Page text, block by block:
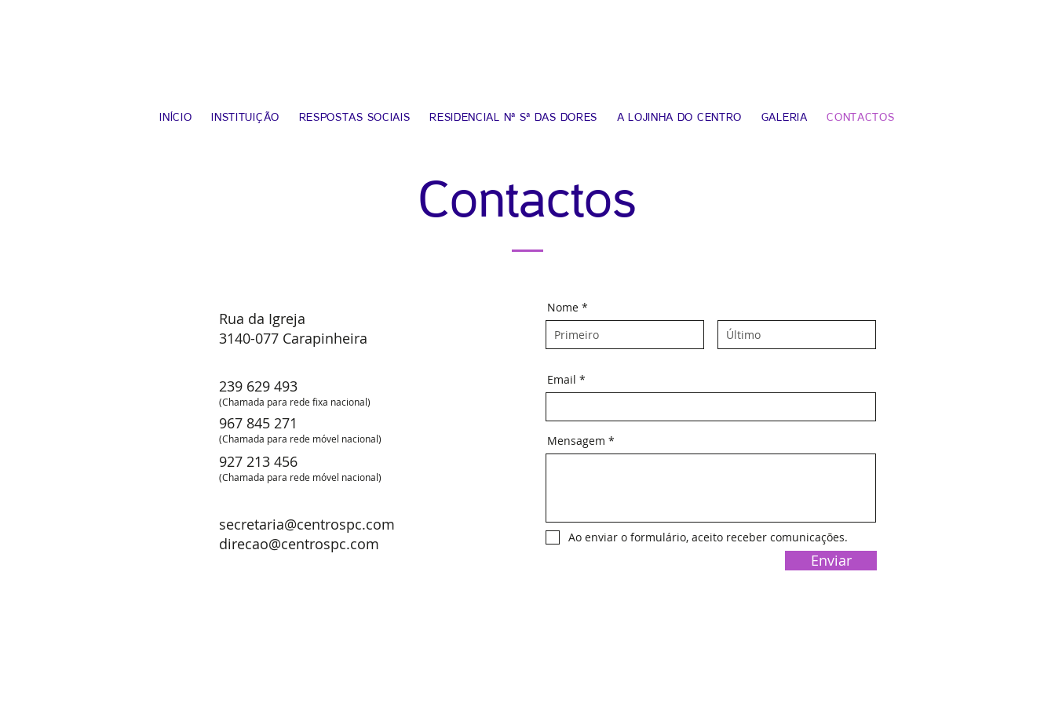
INÍCIO INSTITUIÇÃO RESPOSTAS SOCIAIS RESIDENCIAL Nª Sª DAS DORES A LOJINHA DO CENTRO GALERIA CONTACTOS
Contactos
Rua da Igreja
3140-077 Carapinheira
239 629 493
(Chamada para rede fixa nacional)
967 845 271
(Chamada para rede móvel nacional)
927 213 456
(Chamada para rede móvel nacional)
secretaria@centrospc.com
direcao@centrospc.com
Nome
Email
Mensagem
Ao enviar o formulário, aceito receber comunicações.
Enviar